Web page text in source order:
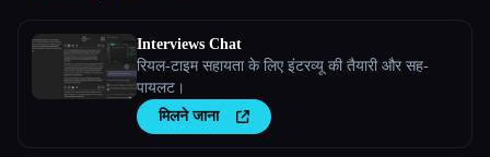
Interviews Chat
रियल-टाइम सहायता के लिए इंटरव्यू की तैयारी और सह-
पायलट।
मिलने जाना